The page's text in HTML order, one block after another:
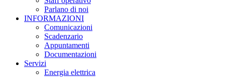
Parlano di noi
INFORMAZIONI
Comunicazioni
Scadenzario
Appuntamenti
Documentazioni
Servizi
Energia elettrica